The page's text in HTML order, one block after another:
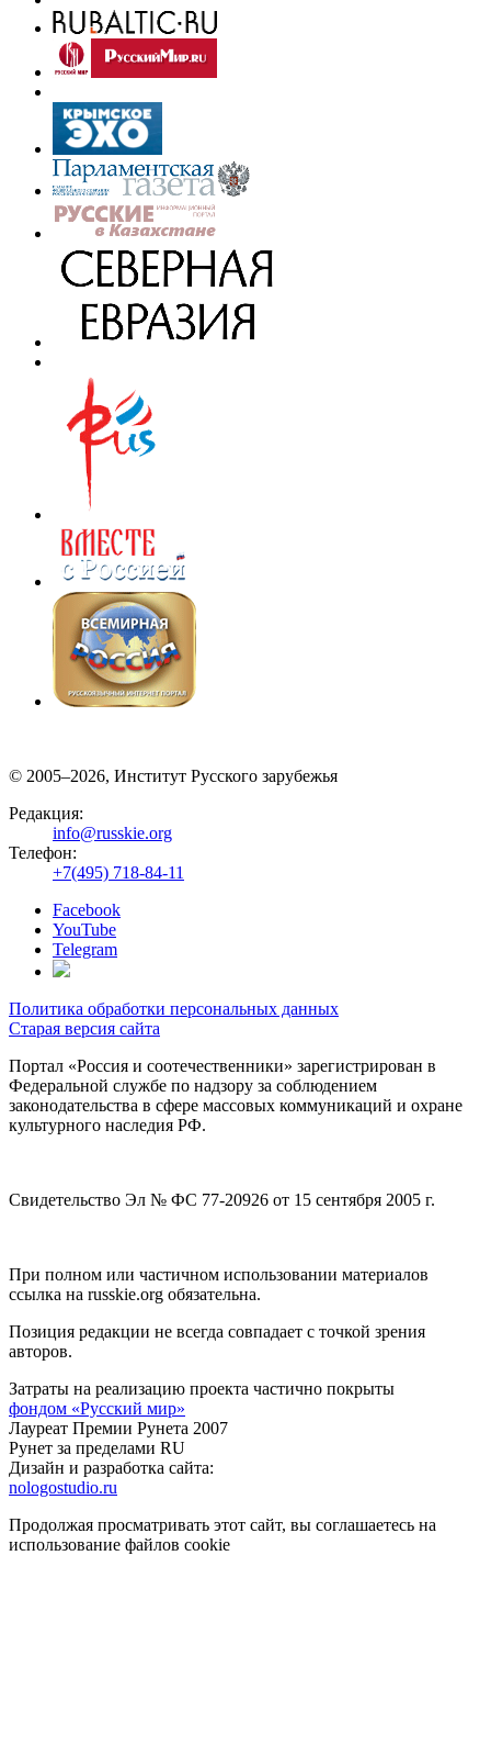
© 2005–2026, Институт Русского зарубежья
Редакция:
info@russkie.org
Телефон:
+7(495) 718-84-11
Facebook
YouTube
Telegram
Политика обработки персональных данных
Старая версия сайта
Портал «Россия и соотечественники» зарегистрирован в
Федеральной службе по надзору за соблюдением
законодательства в сфере массовых коммуникаций и охране
культурного наследия РФ.
Свидетельство Эл № ФС 77-20926 от 15 сентября 2005 г.
При полном или частичном использовании материалов
ссылка на russkie.org обязательна.
Позиция редакции не всегда совпадает с точкой зрения
авторов.
Затраты на реализацию проекта частично покрыты
фондом «Русский мир»
Лауреат Премии Рунета 2007
Рунет за пределами RU
Дизайн и разработка сайта:
nologostudio.ru
Продолжая просматривать этот сайт, вы соглашаетесь на
использование файлов cookie